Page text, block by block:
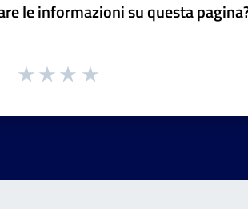
le informazioni su questa